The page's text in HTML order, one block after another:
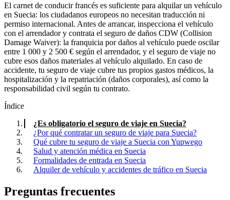
El carnet de conducir francés es suficiente para alquilar un vehículo
en Suecia: los ciudadanos europeos no necesitan traducción ni
permiso internacional. Antes de arrancar, inspecciona el vehículo
con el arrendador y contrata el seguro de daños CDW (Collision
Damage Waiver): la franquicia por daños al vehículo puede oscilar
entre 1 000 y 2 500 € según el arrendador, y el seguro de viaje no
cubre esos daños materiales al vehículo alquilado. En caso de
accidente, tu seguro de viaje cubre tus propios gastos médicos, la
hospitalización y la repatriación (daños corporales), así como la
responsabilidad civil según tu contrato.
Índice
¿Es obligatorio el seguro de viaje en Suecia?
¿Por qué contratar un seguro de viaje para Suecia?
Qué cubre tu seguro de viaje a Suecia con Yupwego
Salud y atención médica en Suecia
Formalidades de entrada en Suecia
Alquiler de vehículo y accidentes de tráfico en Suecia
Preguntas frecuentes